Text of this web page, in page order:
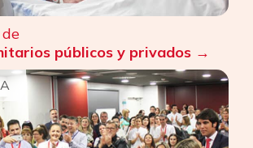
públicos y privados